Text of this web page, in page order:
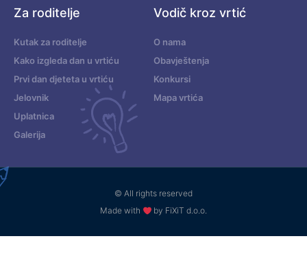
Za roditelje
Kutak za roditelje
Kako izgleda dan u vrtiću
Prvi dan djeteta u vrtiću
Jelovnik
Uplatnica
Galerija
Vodič kroz vrtić
O nama
Obavještenja
Konkursi
Mapa vrtića
© All rights reserved
Made with
by FiXiT d.o.o.